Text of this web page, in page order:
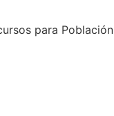
para Población